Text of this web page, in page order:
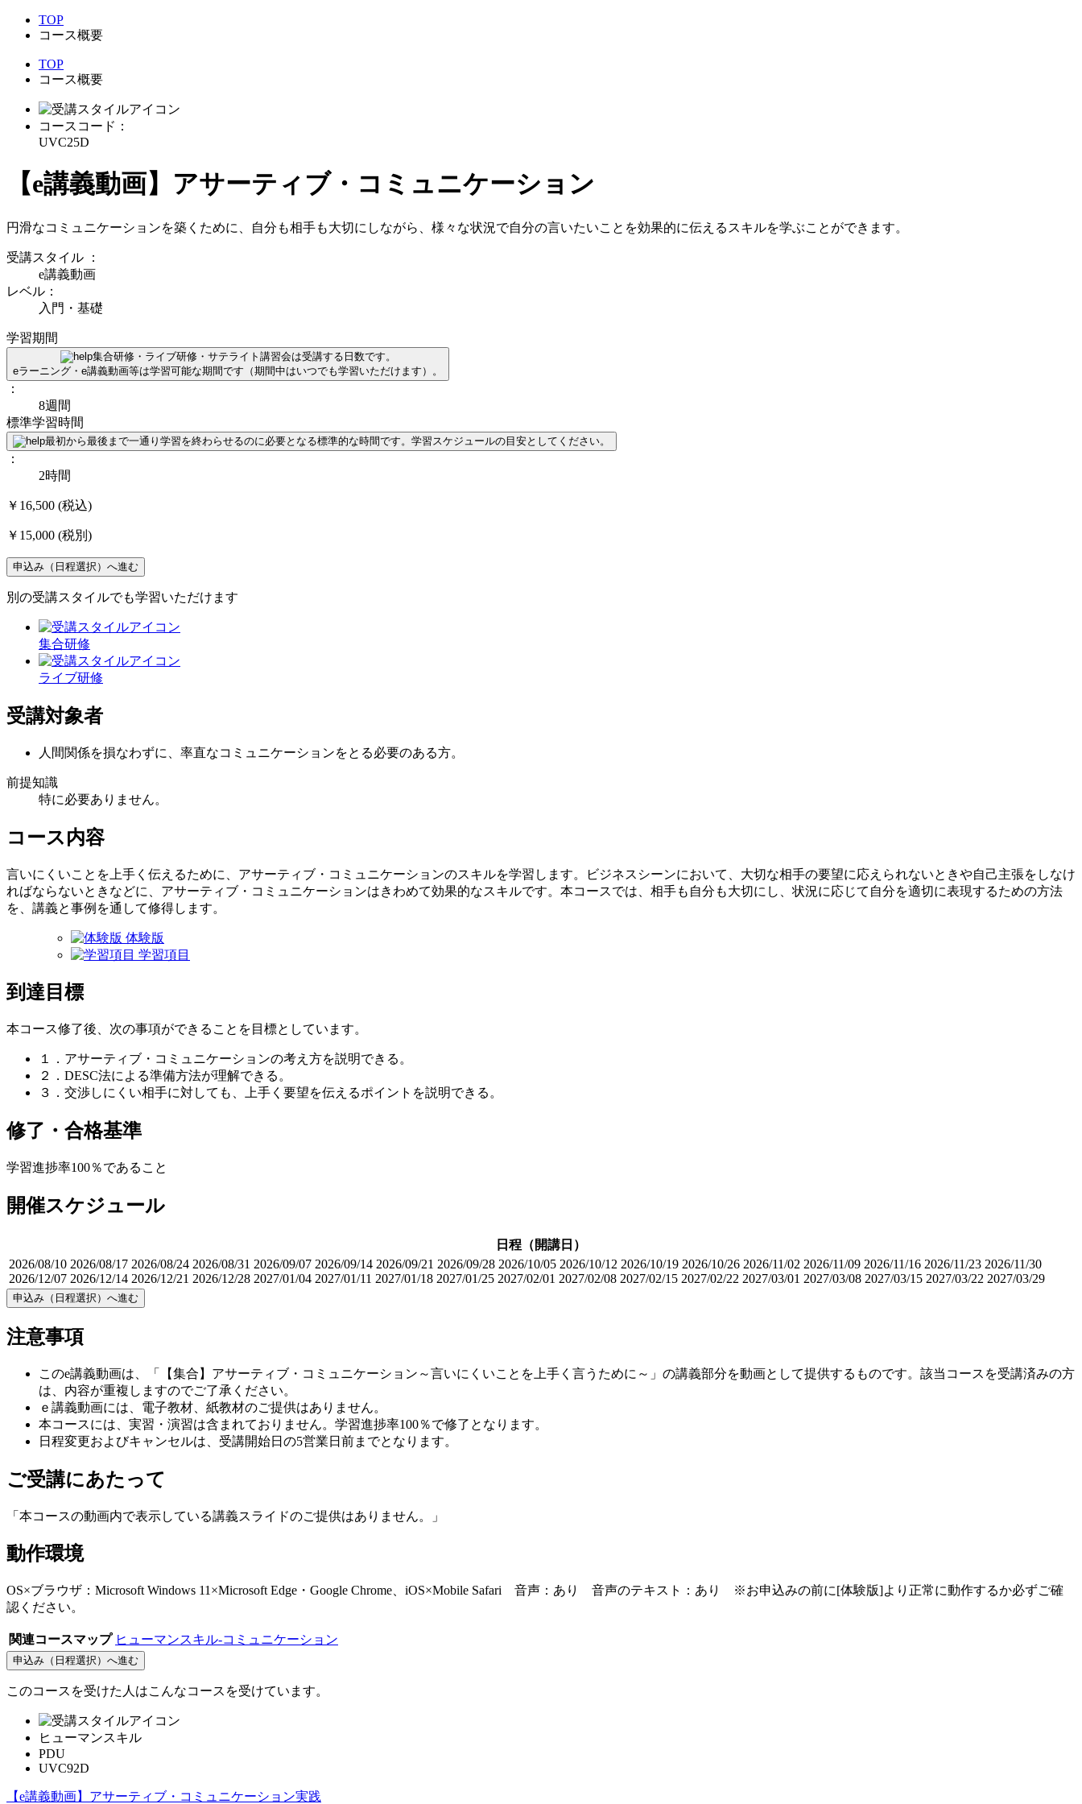
TOP
コース概要
TOP
コース概要
コースコード：
UVC25D
【e講義動画】アサーティブ・コミュニケーション
円滑なコミュニケーションを築くために、自分も相手も大切にしながら、様々な状況で自分の言いたいことを効果的に伝えるスキルを学ぶことができます。
受講スタイル ：
e講義動画
レベル：
入門・基礎
学習期間
集合研修・ライブ研修・サテライト講習会は受講する日数です。
eラーニング・e講義動画等は学習可能な期間です（期間中はいつでも学習いただけます）。
：
8週間
標準学習時間
最初から最後まで一通り学習を終わらせるのに必要となる標準的な時間です。学習スケジュールの目安としてください。
：
2時間
￥16,500 (税込)
￥15,000 (税別)
申込み（日程選択）へ進む
別の受講スタイルでも学習いただけます
集合研修
ライブ研修
受講対象者
人間関係を損なわずに、率直なコミュニケーションをとる必要のある方。
前提知識
特に必要ありません。
コース内容
言いにくいことを上手く伝えるために、アサーティブ・コミュニケーションのスキルを学習します。ビジネスシーンにおいて、大切な相手の要望に応えられないときや自己主張をしなけ
ればならないときなどに、アサーティブ・コミュニケーションはきわめて効果的なスキルです。本コースでは、相手も自分も大切にし、状況に応じて自分を適切に表現するための方法
を、講義と事例を通して修得します。
体験版
学習項目
到達目標
本コース修了後、次の事項ができることを目標としています。
１．アサーティブ・コミュニケーションの考え方を説明できる。
２．DESC法による準備方法が理解できる。
３．交渉しにくい相手に対しても、上手く要望を伝えるポイントを説明できる。
修了・合格基準
学習進捗率100％であること
開催スケジュール
日程（開講日）
2026/08/10 2026/08/17 2026/08/24 2026/08/31 2026/09/07 2026/09/14 2026/09/21 2026/09/28 2026/10/05 2026/10/12 2026/10/19 2026/10/26 2026/11/02 2026/11/09 2026/11/16 2026/11/23 2026/11/30
2026/12/07 2026/12/14 2026/12/21 2026/12/28 2027/01/04 2027/01/11 2027/01/18 2027/01/25 2027/02/01 2027/02/08 2027/02/15 2027/02/22 2027/03/01 2027/03/08 2027/03/15 2027/03/22 2027/03/29
申込み（日程選択）へ進む
注意事項
このe講義動画は、「【集合】アサーティブ・コミュニケーション～言いにくいことを上手く言うために～」の講義部分を動画として提供するものです。該当コースを受講済みの方
は、内容が重複しますのでご了承ください。
ｅ講義動画には、電子教材、紙教材のご提供はありません。
本コースには、実習・演習は含まれておりません。学習進捗率100％で修了となります。
日程変更およびキャンセルは、受講開始日の5営業日前までとなります。
ご受講にあたって
「本コースの動画内で表示している講義スライドのご提供はありません。」
動作環境
OS×ブラウザ：Microsoft Windows 11×Microsoft Edge・Google Chrome、iOS×Mobile Safari 音声：あり 音声のテキスト：あり ※お申込みの前に[体験版]より正常に動作するか必ずご確
認ください。
関連コースマップ ヒューマンスキル-コミュニケーション
申込み（日程選択）へ進む
このコースを受けた人はこんなコースを受けています。
ヒューマンスキル
PDU
UVC92D
【e講義動画】アサーティブ・コミュニケーション実践